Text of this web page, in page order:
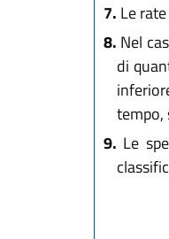
7. Le
8. Nel
di
tempo,
9. Le